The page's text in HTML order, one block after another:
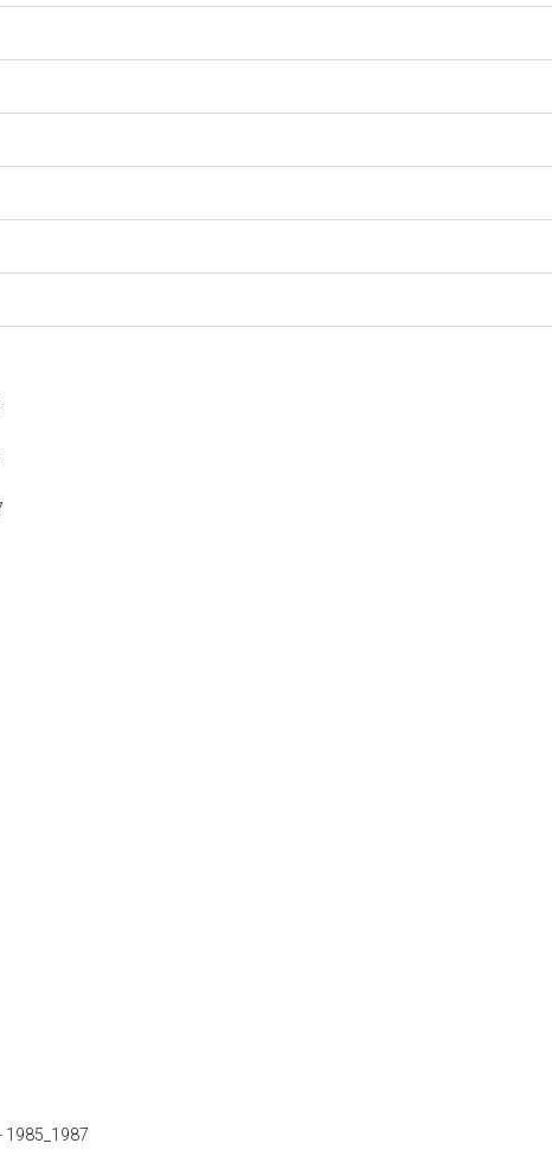
1985_1987